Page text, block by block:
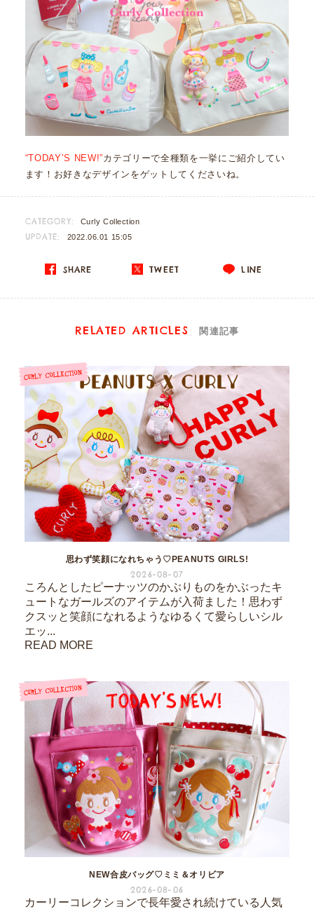
“TODAY’S NEW!”カテゴリーで全種類を一挙にご紹介してい
ます！お好きなデザインをゲットしてくださいね。
CATEGORY: Curly Collection
UPDATE: 2022.06.01 15:05
SHARE TWEET LINE
RELATED ARTICLES 関連記事
思わず笑顔になれちゃう♡PEANUTS GIRLS!
2026-08-07
ころんとしたピーナッツのかぶりものをかぶったキ
ュートなガールズのアイテムが入荷ました！思わず
クスッと笑顔になれるようなゆるくて愛らしいシル
エッ...
READ MORE
NEW合皮バッグ♡ミミ＆オリビア
2026-08-06
カーリーコレクションで長年愛され続けている人気